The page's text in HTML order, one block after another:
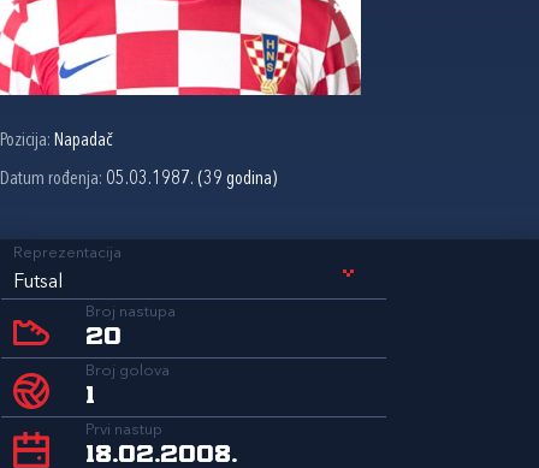
Pozicija: Napadač
Datum rođenja: 05.03.1987. (39 godina)
Reprezentacija
Futsal
Broj nastupa
20
Broj golova
1
Prvi nastup
18.02.2008.